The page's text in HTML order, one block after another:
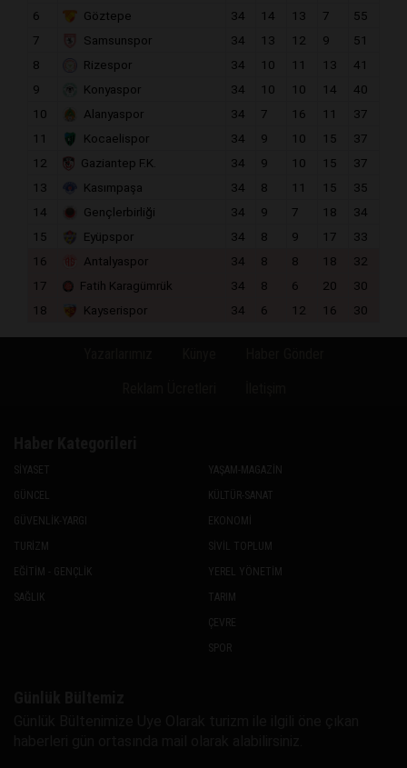
6
Göztepe 34 14 13 7
55
7
Samsunspor 34 13 12 9
51
8
Rizespor 34 10 11 13
41
9
Konyaspor 34 10 10 14
40
10
Alanyaspor 34 7 16 11
37
11
Kocaelispor 34 9 10 15
37
12
Gaziantep F.K. 34 9 10 15
37
13
Kasımpaşa 34 8 11 15
35
14
Gençlerbirliği 34 9 7 18
34
15
Eyüpspor 34 8 9 17
33
16
Antalyaspor 34 8 8 18
32
17
Fatih Karagümrük 34 8 6 20
30
18
Kayserispor 34 6 12 16 30
SİYASET
GÜNCEL
GÜVENLİK-YARGI
TURİZM
EĞİTİM - GENÇLİK
SAĞLIK
YAŞAM-MAGAZİN
KÜLTÜR-SANAT
EKONOMİ
SİVİL TOPLUM
YEREL YÖNETİM
TARIM
ÇEVRE
SPOR